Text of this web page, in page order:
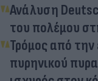
Ανάλυση
του πολέμου
Τρόμος από
πυρηνικού